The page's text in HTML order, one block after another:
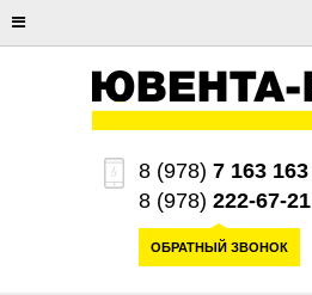
8 (978) 7 163 163
8 (978) 222-67-21
ОБРАТНЫЙ ЗВОНОК